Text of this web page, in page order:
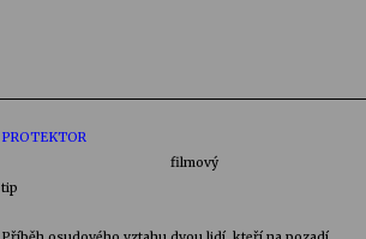
PROTEKTOR
filmový
tip